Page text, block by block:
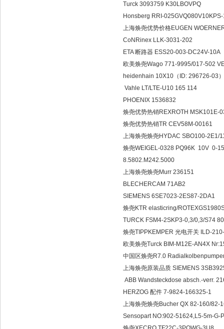
Turck 3093759
Honsberg RRI-
上海焕尧优势价格EUGEN
CoNRinex LLK-3031-
ETA 断路器 ESS20-003-
欧美焕尧Wago 771-9995/017-
heidenhain 10X10（ID:
Vahle LT/LTE-U10 165
PHOENIX 1536832
焕尧优势热销REXROTH
焕尧优势热销TR
上海焕尧焕尧HYDAC
焕尧WEIGEL-0328 PQ96K
8.5802.M242.5000
上海焕尧焕尧Murr
BLECHERCAM 71AB2
SIEMENS 6SE7023-
焕尧KTR elasticring/
TURCK FSM4-2SKP3-0,3/
焕尧TIPPKEMPER 光电开
欧美焕尧Turck BIM-M12E-
中国区焕尧R7.0
上海焕尧原装品质
ABB Wandsteckdose
HERZOG 配件 7-9824-
上海焕尧焕尧Bucher QX
Sensopart NO:902-